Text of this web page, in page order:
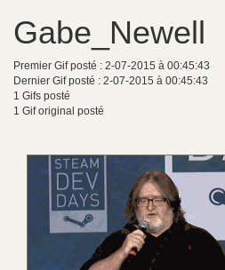
Gabe_Newell
Premier Gif posté : 2-07-2015 à 00:45:43
Dernier Gif posté : 2-07-2015 à 00:45:43
1 Gifs posté
1 Gif original posté